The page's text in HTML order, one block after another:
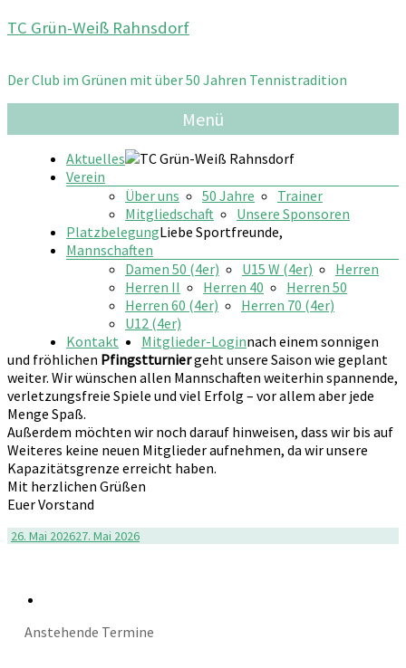
Zum
TC Grün-Weiß Rahnsdorf
Der Club im Grünen mit über 50 Jahren Tennistradition
Menü
Aktuelles
Verein
Über uns
50 Jahre
Trainer
Mitgliedschaft
Unsere Sponsoren
Platzbelegung
Mannschaften
Damen 50 (4er)
U15 W (4er)
Herren
Herren II
Herren 40
Herren 50
Herren 60 (4er)
Herren 70 (4er)
U12 (4er)
Kontakt
Mitglieder-Login
Liebe Sportfreunde,
nach einem sonnigen
und fröhlichen Pfingstturniergeht unsere Saison wie geplant
weiter. Wir wünschen allen Mannschaften weiterhin spannende,
verletzungs­freie Spiele und viel Erfolg – vor allem aber jede
Menge Spaß.
Außerdem möchten wir noch darauf hinweisen, dass wir bis auf
Weiteres keine neuen Mitglieder aufnehmen, da wir unsere
Kapazitätsgrenze erreicht haben.
Mit herzlichen Grüßen
Euer Vorstand
26. Mai 202627. Mai 2026
Anstehende Termine